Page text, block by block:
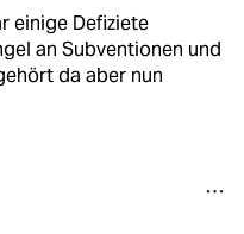
einige Defiziete
an Subventionen und
da aber nun